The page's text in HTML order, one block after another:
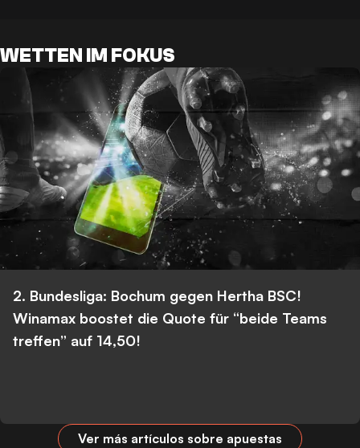
WETTEN IM FOKUS
2. Bundesliga: Bochum gegen Hertha BSC!
Winamax boostet die Quote für “beide Teams
treffen” auf 14,50!
Ver más artículos sobre apuestas